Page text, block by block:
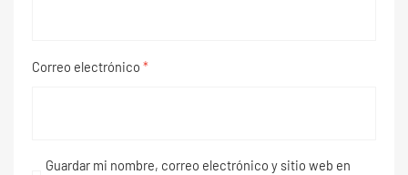
Correo electrónico *
Guardar mi nombre, correo electrónico y sitio web en